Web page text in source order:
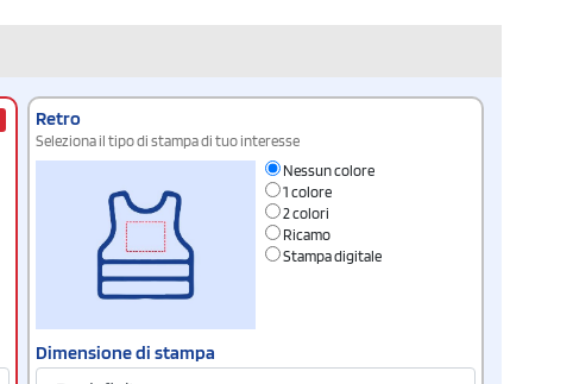
Retro
Seleziona il tipo di stampa di tuo interesse
Nessun colore
1 colore
2 colori
Ricamo
Stampa digitale
Dimensione di stampa